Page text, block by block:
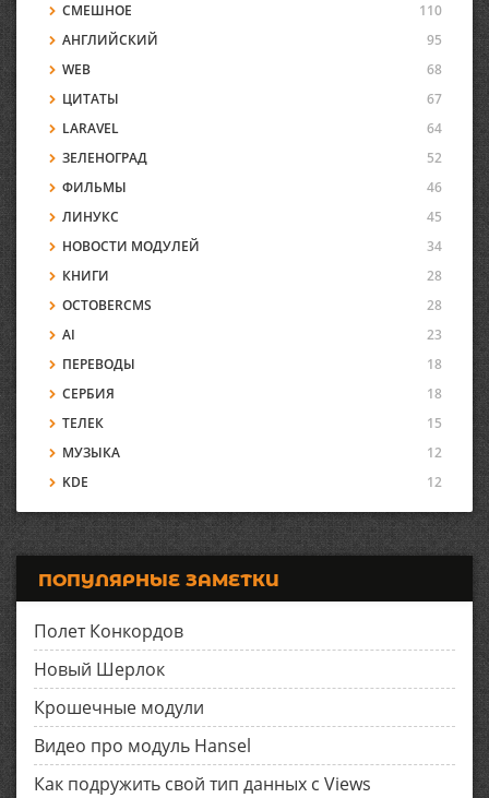
СМЕШНОЕ
110
АНГЛИЙСКИЙ
95
WEB
68
ЦИТАТЫ
67
LARAVEL
64
ЗЕЛЕНОГРАД
52
ФИЛЬМЫ
46
ЛИНУКС
45
НОВОСТИ МОДУЛЕЙ
34
КНИГИ
28
OCTOBERCMS
28
AI
23
ПЕРЕВОДЫ
18
СЕРБИЯ
18
ТЕЛЕК
15
МУЗЫКА
12
KDE
12
ПОПУЛЯРНЫЕ ЗАМЕТКИ
Полет Конкордов
Новый Шерлок
Крошечные модули
Видео про модуль Hansel
Как подружить свой тип данных с Views